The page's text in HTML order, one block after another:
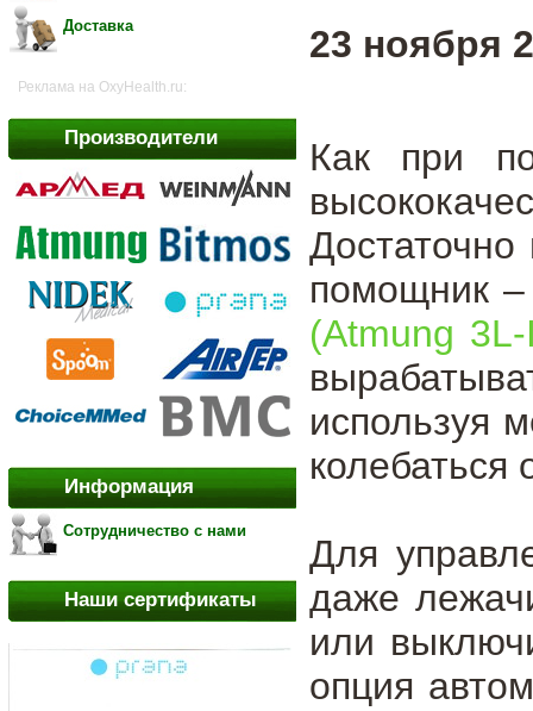
Доставка
Реклама на OxyHealth.ru:
Производители
Информация
Сотрудничество с нами
Наши сертификаты
23 ноября
Как при
помощник
(Atmung
используя
колебаться
Для
даже
или
опция